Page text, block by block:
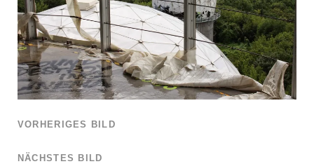
VORHERIGES BILD
NÄCHSTES BILD